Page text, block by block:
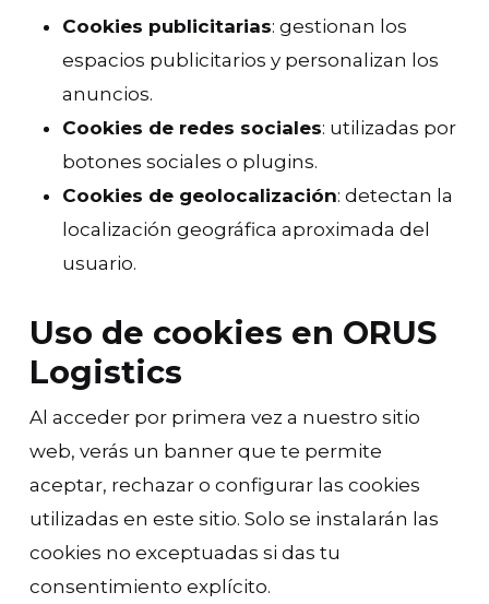
Cookies publicitarias: gestionan los
espacios publicitarios y personalizan los
anuncios.
Cookies de redes sociales: utilizadas por
botones sociales o plugins.
Cookies de geolocalización: detectan la
localización geográfica aproximada del
usuario.
Uso de cookies en ORUS
Logistics
Al acceder por primera vez a nuestro sitio
web, verás un banner que te permite
aceptar, rechazar o configurar las cookies
utilizadas en este sitio. Solo se instalarán las
cookies no exceptuadas si das tu
consentimiento explícito.